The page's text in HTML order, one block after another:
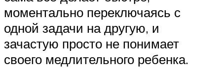
моментально переключаясь с
одной задачи на другую, и
зачастую просто не понимает
своего медлительного ребенка.